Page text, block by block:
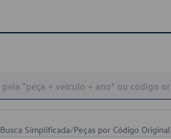
Busca Simplificada/Peças por Código Original